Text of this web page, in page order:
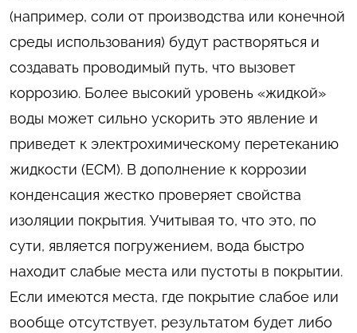
(например, соли от производства или конечной
среды использования) будут растворяться и
создавать проводимый путь, что вызовет
коррозию. Более высокий уровень «жидкой»
воды может сильно ускорить это явление и
приведет к электрохимическому перетеканию
жидкости (ЕСМ). В дополнение к коррозии
конденсация жестко проверяет свойства
изоляции покрытия. Учитывая то, что это, по
сути, является погружением, вода быстро
находит слабые места или пустоты в покрытии.
Если имеются места, где покрытие слабое или
вообще отсутствует, результатом будет либо